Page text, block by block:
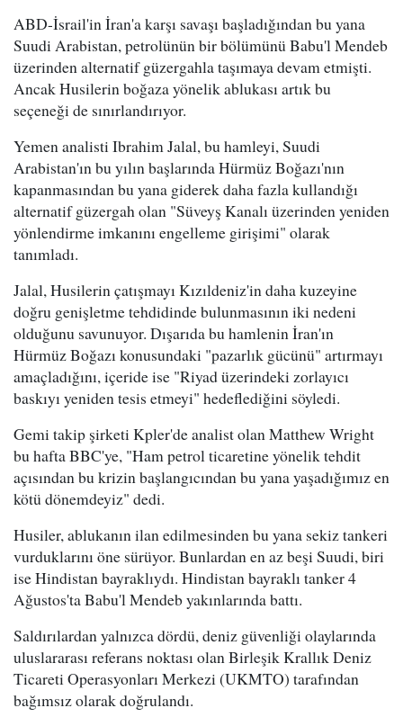
ABD-İsrail'in İran'a karşı savaşı başladığından bu yana
Suudi Arabistan, petrolünün bir bölümünü Babu'l Mendeb
üzerinden alternatif güzergahla taşımaya devam etmişti.
Ancak Husilerin boğaza yönelik ablukası artık bu
seçeneği de sınırlandırıyor.
Yemen analisti Ibrahim Jalal, bu hamleyi, Suudi
Arabistan'ın bu yılın başlarında Hürmüz Boğazı'nın
kapanmasından bu yana giderek daha fazla kullandığı
alternatif güzergah olan "Süveyş Kanalı üzerinden yeniden
yönlendirme imkanını engelleme girişimi" olarak
tanımladı.
Jalal, Husilerin çatışmayı Kızıldeniz'in daha kuzeyine
doğru genişletme tehdidinde bulunmasının iki nedeni
olduğunu savunuyor. Dışarıda bu hamlenin İran'ın
Hürmüz Boğazı konusundaki "pazarlık gücünü" artırmayı
amaçladığını, içeride ise "Riyad üzerindeki zorlayıcı
baskıyı yeniden tesis etmeyi" hedeflediğini söyledi.
Gemi takip şirketi Kpler'de analist olan Matthew Wright
bu hafta BBC'ye, "Ham petrol ticaretine yönelik tehdit
açısından bu krizin başlangıcından bu yana yaşadığımız en
kötü dönemdeyiz" dedi.
Husiler, ablukanın ilan edilmesinden bu yana sekiz tankeri
vurduklarını öne sürüyor. Bunlardan en az beşi Suudi, biri
ise Hindistan bayraklıydı. Hindistan bayraklı tanker 4
Ağustos'ta Babu'l Mendeb yakınlarında battı.
Saldırılardan yalnızca dördü, deniz güvenliği olaylarında
uluslararası referans noktası olan Birleşik Krallık Deniz
Ticareti Operasyonları Merkezi (UKMTO) tarafından
bağımsız olarak doğrulandı.